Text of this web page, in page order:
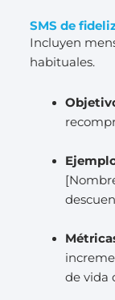
SMS de
Incluyen
habituales.
de vida